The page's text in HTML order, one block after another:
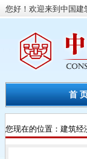
您好！欢迎来到中国建
首
您现在的位置： 建筑经